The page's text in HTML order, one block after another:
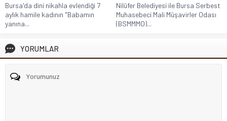
Bursa'da dini nikahla evlendiği 7
aylık hamile kadının "Babamın
yanına...
Nilüfer Belediyesi ile Bursa Serbest
Muhasebeci Mali Müşavirler Odası
(BSMMMO)...
YORUMLAR